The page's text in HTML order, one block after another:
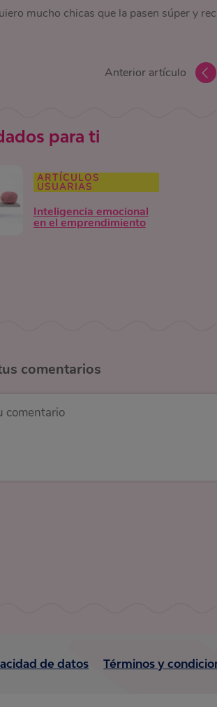
mucho chicas que la pasen súper y
Anterior artículo
para ti
ARTÍCULOS
USUARIAS
Inteligencia emocional
en el emprendimiento
comentarios
de datos Términos y